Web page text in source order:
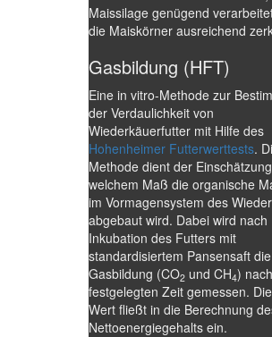
Maissilage genügend
die Maiskörner ausreichend
Gasbildung (HFT)
Eine in vitro-Methode zur
der Verdaulichkeit von
Wiederkäuerfutter mit Hilfe des
Hohenheimer Futterwerttests.
Methode dient der
welchem Maß die organische
im Vormagensystem des
abgebaut wird. Dabei wird nach
Inkubation des Futters mit
standardisiertem Pansensaft die
Gasbildung (CO2 und CH4)
festgelegten Zeit gemessen.
Wert fließt in die Berechnung
Nettoenergiegehalts ein.